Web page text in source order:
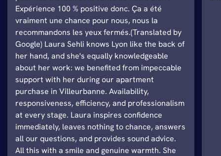
Expérience 100 % positive donc. Ça a été
vraiment une chance pour nous, nous la
recommandons les yeux fermés.(Translated by
Google) Laura Sehli knows Lyon like the back of
her hand, and she's equally knowledgeable
about her work: we benefited from impeccable
support with her during our apartment
purchase in Villeurbanne. Availability,
responsiveness, efficiency, and professionalism
at every stage. Laura inspires confidence
immediately, leaves nothing to chance, answers
all our questions, and provides sound advice.
All this with a smile and genuine warmth. She